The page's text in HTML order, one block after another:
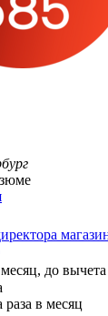
до
в месяц